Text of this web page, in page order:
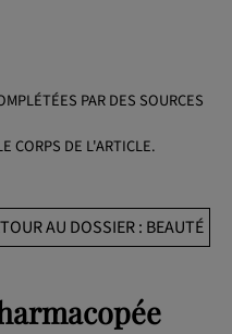
PAR DES SOURCES
CORPS DE L'ARTICLE.
AU DOSSIER : BEAUTÉ